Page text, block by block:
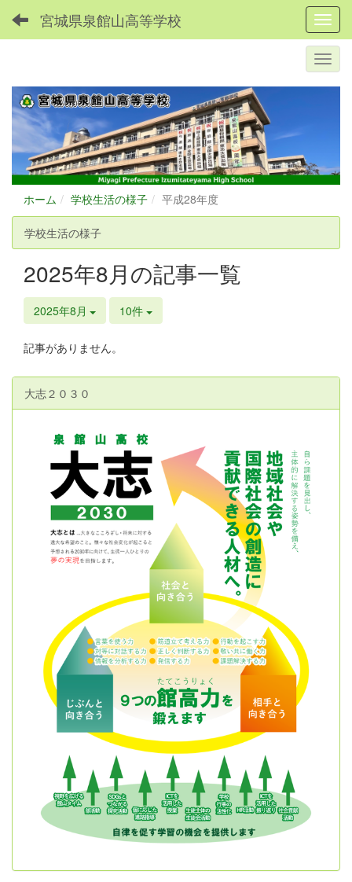
宮城県泉館山高等学校
ホーム 学校生活の様子 平成28年度
学校生活の様子
2025年8月の記事一覧
2025年8月 10件
記事がありません。
大志２０３０